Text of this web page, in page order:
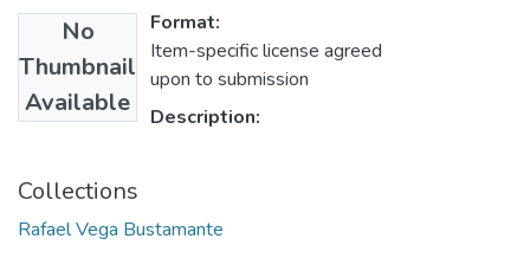
No
Thumbnail
Available
Format:
Item-specific license agreed
upon to submission
Description:
Collections
Rafael Vega Bustamante